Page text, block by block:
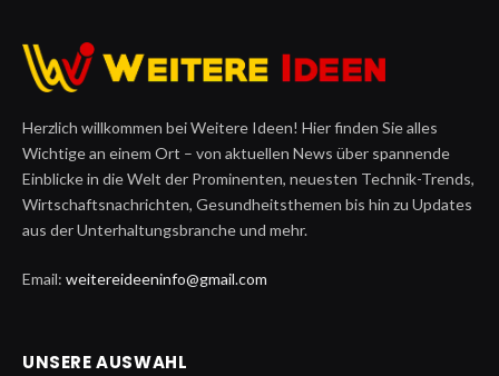
Herzlich willkommen bei Weitere Ideen! Hier finden Sie alles
Wichtige an einem Ort – von aktuellen News über spannende
Einblicke in die Welt der Prominenten, neuesten Technik-Trends,
Wirtschaftsnachrichten, Gesundheitsthemen bis hin zu Updates
aus der Unterhaltungsbranche und mehr.
Email: weitereideeninfo@gmail.com
UNSERE AUSWAHL